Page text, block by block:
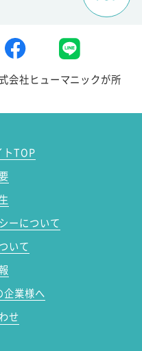
会社ヒューマニックが所
トTOP
ーについて
いて
企業様へ
せ